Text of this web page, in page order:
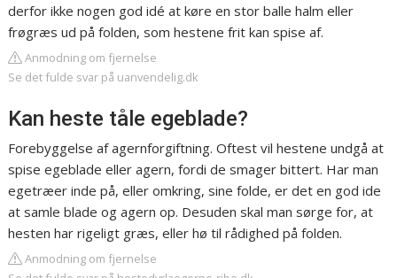
derfor ikke nogen god idé at køre en stor balle halm eller
frøgræs ud på folden, som hestene frit kan spise af.
Anmodning om fjernelse
Se det fulde svar på uanvendelig.dk
Kan heste tåle egeblade?
Forebyggelse af agernforgiftning. Oftest vil hestene undgå at
spise egeblade eller agern, fordi de smager bittert. Har man
egetræer inde på, eller omkring, sine folde, er det en god ide
at samle blade og agern op. Desuden skal man sørge for, at
hesten har rigeligt græs, eller hø til rådighed på folden.
Anmodning om fjernelse